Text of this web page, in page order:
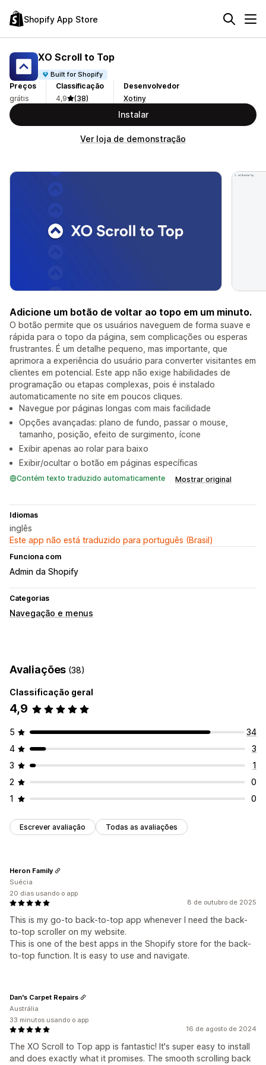
Shopify App Store
XO Scroll to Top
Built for Shopify
Preços
grátis
Classificação
4,9
(38)
Desenvolvedor
Xotiny
Instalar
Ver loja de demonstração
Adicione um botão de voltar ao topo em um minuto.
O botão permite que os usuários naveguem de forma suave e
rápida para o topo da página, sem complicações ou esperas
frustrantes. É um detalhe pequeno, mas importante, que
aprimora a experiência do usuário para converter visitantes em
clientes em potencial. Este app não exige habilidades de
programação ou etapas complexas, pois é instalado
automaticamente no site em poucos cliques.
Navegue por páginas longas com mais facilidade
Opções avançadas: plano de fundo, passar o mouse,
tamanho, posição, efeito de surgimento, ícone
Exibir apenas ao rolar para baixo
Exibir/ocultar o botão em páginas específicas
Contém texto traduzido automaticamente Mostrar original
Idiomas
inglês
Este app não está traduzido para português (Brasil)
Funciona com
Admin da Shopify
Categorias
Navegação e menus
Avaliações (38)
Classificação geral
4,9
5
34
4
3
3
1
2
0
1
0
Escrever avaliação Todas as avaliações
8 de outubro de 2025
This is my go-to back-to-top app whenever I need the back-
to-top scroller on my website.
This is one of the best apps in the Shopify store for the back-
to-top function. It is easy to use and navigate.
Heron Family
Suécia
20 dias usando o app
16 de agosto de 2024
The XO Scroll to Top app is fantastic! It's super easy to install
and does exactly what it promises. The smooth scrolling back
Dan's Carpet Repairs
Austrália
33 minutos usando o app